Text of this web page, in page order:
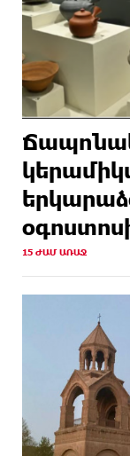
15 ԺԱՄ ԱՌԱՋ